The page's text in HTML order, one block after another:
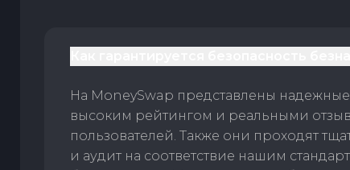
На MoneySwap представлены
высоким рейтингом и реальными
пользователей. Также они проходят
и аудит на соответствие нашим